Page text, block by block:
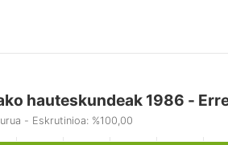
hauteskundeak 1986 -
- Eskrutinioa: %100,00